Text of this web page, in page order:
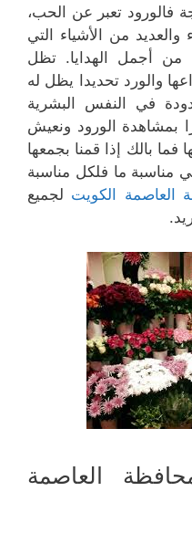
فالورود تعبر عن الحب،
والعديد من الأشياء التي
من أجمل الهدايا. تظل
والورد تحديدا يظل له
في النفس البشرية
بمشاهدة الورود ونعيش
فما بالك إذا قمنا بجمعها
مناسبة ما فلكل مناسبة
العاصمة الكويت لجميع
العاصمة